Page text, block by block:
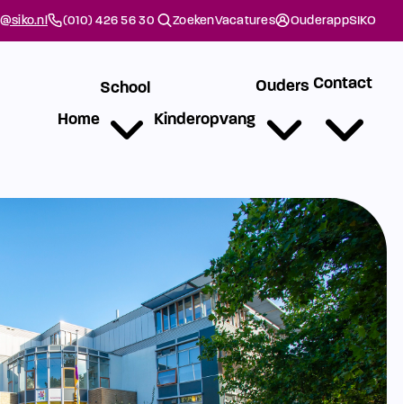
(010) 426 56 30 ZoekenVacatures OuderappSIKO
Home
School
Kinderopvang
Ouders Contact